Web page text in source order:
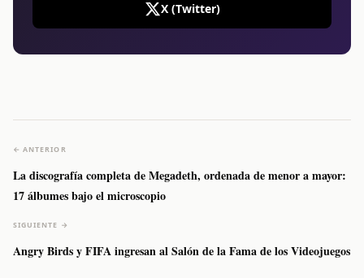
X (Twitter)
← ANTERIOR
La discografía completa de Megadeth, ordenada de menor a mayor:
17 álbumes bajo el microscopio
SIGUIENTE →
Angry Birds y FIFA ingresan al Salón de la Fama de los Videojuegos